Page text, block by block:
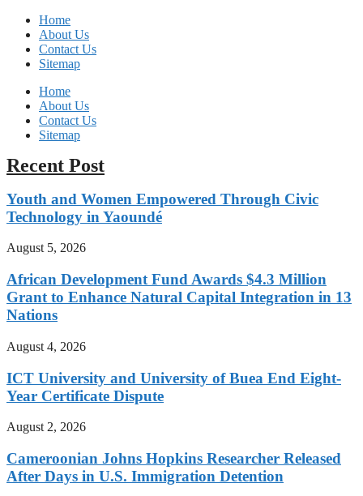
Home
About Us
Contact Us
Sitemap
Home
About Us
Contact Us
Sitemap
Recent Post
Youth and Women Empowered Through Civic
Technology in Yaoundé
August 5, 2026
African Development Fund Awards $4.3 Million
Grant to Enhance Natural Capital Integration in 13
Nations
August 4, 2026
ICT University and University of Buea End Eight-
Year Certificate Dispute
August 2, 2026
Cameroonian Johns Hopkins Researcher Released
After Days in U.S. Immigration Detention